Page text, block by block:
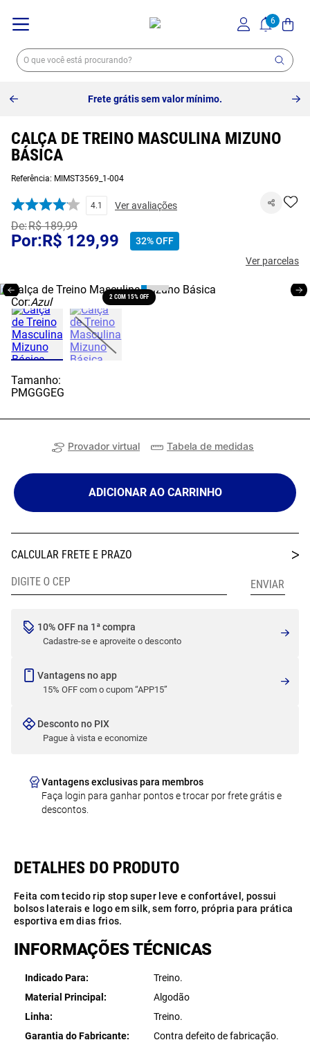
Frete grátis sem valor mínimo.
CALÇA DE TREINO MASCULINA MIZUNO
BÁSICA
Referência: MIMST3569_1-004
4.1 Ver avaliações
R$ 189,99
R$ 129,99 32%OFF
Ver parcelas
2 COM 15% OFF
Cor:Azul
Tamanho:
PMGGGEG
Provador virtual Tabela de medidas
ADICIONAR AO CARRINHO
10% OFF na 1ª compra
Cadastre-se e aproveite o desconto
Vantagens no app
15% OFF com o cupom “APP15”
Desconto no PIX
Pague à vista e economize
Vantagens exclusivas para membros
Faça login para ganhar pontos e trocar por frete grátis e
descontos.
Feita com tecido rip stop super leve e confortável, possui
bolsos laterais e logo em silk, sem forro, própria para prática
esportiva em dias frios.
INFORMAÇÕES TÉCNICAS
Indicado Para
Treino.
Material Principal
Algodão
Linha
Treino.
Garantia do Fabricante
Contra defeito de fabricação.